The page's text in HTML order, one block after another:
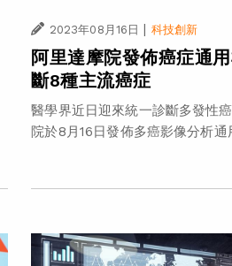
2023年08月16日 科技創新
阿里達摩院發佈癌症通
斷8種主流癌症
醫學界近日迎來統一診斷多發性
院於8月16日發佈多癌影像分析